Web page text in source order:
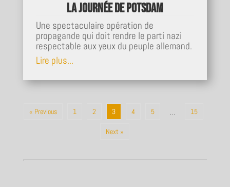
La journée de Potsdam
Une spectaculaire opération de
propagande qui doit rendre le parti nazi
respectable aux yeux du peuple allemand.
Lire plus...
« Previous 1 2 3 4 5 … 15
Next »